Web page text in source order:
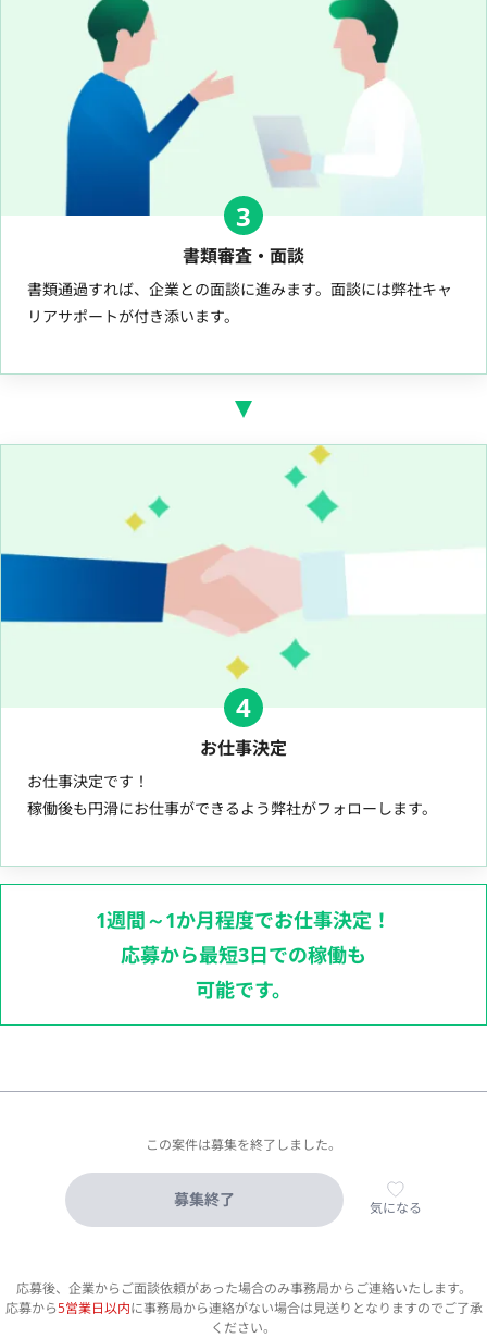
3
書類審査・面談
書類通過すれば、企業との面談に進みます。面談には弊社キャ
リアサポートが付き添います。
4
お仕事決定
お仕事決定です！
稼働後も円滑にお仕事ができるよう弊社がフォローします。
1週間～1か月程度でお仕事決定！
応募から最短3日での稼働も
可能です。
この案件は募集を終了しました。
募集終了 気になる
応募後、企業からご面談依頼があった場合のみ事務局からご連絡いたします。
応募から5営業日以内に事務局から連絡がない場合は見送りとなりますのでご了承
ください。